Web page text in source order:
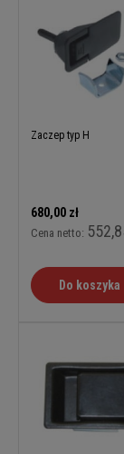
Zaczep typ H
680,00 zł
Cena netto:
Do koszyka